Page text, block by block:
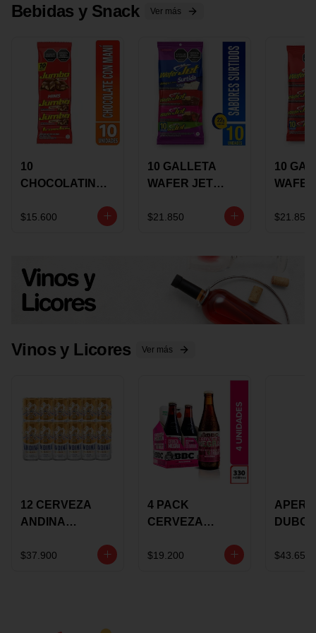
Bebidas y Snack Ver más
10
CHOCOLATINA
17 GRS
$15.600
10 GALLETA
WAFER JET
GRS
$21.850
10
GRS
$21.850
Vinos y Licores Ver más
12 CERVEZA
ANDINA
LATON
$37.900
4 PACK
CERVEZA
ROSE BBC
$19.200
VINO
$43.650